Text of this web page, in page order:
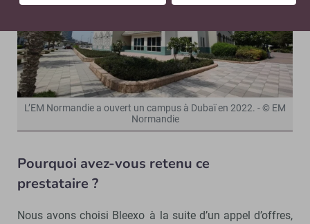
L’EM Normandie a ouvert un campus à Dubaï en 2022. - © EM
Normandie
Pourquoi avez-vous retenu ce
prestataire ?
Nous avons choisi Bleexo à la suite d’un appel d’offres,